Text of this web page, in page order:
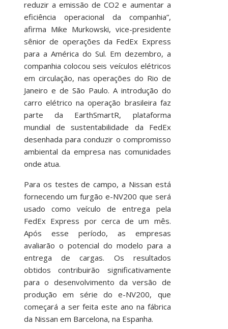
reduzir a emissão de CO2 e aumentar a
eficiência operacional da companhia”,
afirma Mike Murkowski, vice-presidente
sênior de operações da FedEx Express
para a América do Sul. Em dezembro, a
companhia colocou seis veículos elétricos
em circulação, nas operações do Rio de
Janeiro e de São Paulo. A introdução do
carro elétrico na operação brasileira faz
parte da EarthSmartR, plataforma
mundial de sustentabilidade da FedEx
desenhada para conduzir o compromisso
ambiental da empresa nas comunidades
onde atua.
Para os testes de campo, a Nissan está
fornecendo um furgão e-NV200 que será
usado como veículo de entrega pela
FedEx Express por cerca de um mês.
Após esse período, as empresas
avaliarão o potencial do modelo para a
entrega de cargas. Os resultados
obtidos contribuirão significativamente
para o desenvolvimento da versão de
produção em série do e-NV200, que
começará a ser feita este ano na fábrica
da Nissan em Barcelona, na Espanha.